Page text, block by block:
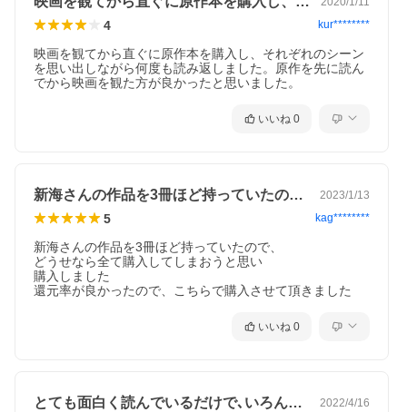
4 kur********
映画を観てから直ぐに原作本を購入し、それぞれのシーン
を思い出しながら何度も読み返しました。原作を先に読ん
でから映画を観た方が良かったと思いました。
いいね 0
新海さんの作品を3冊ほど持っていたので… 2023/1/13
5 kag********
新海さんの作品を3冊ほど持っていたので、
どうせなら全て購入してしまおうと思い
購入しました
還元率が良かったので、こちらで購入させて頂きました
いいね 0
とても面白く読んでいるだけで､いろんな… 2022/4/16